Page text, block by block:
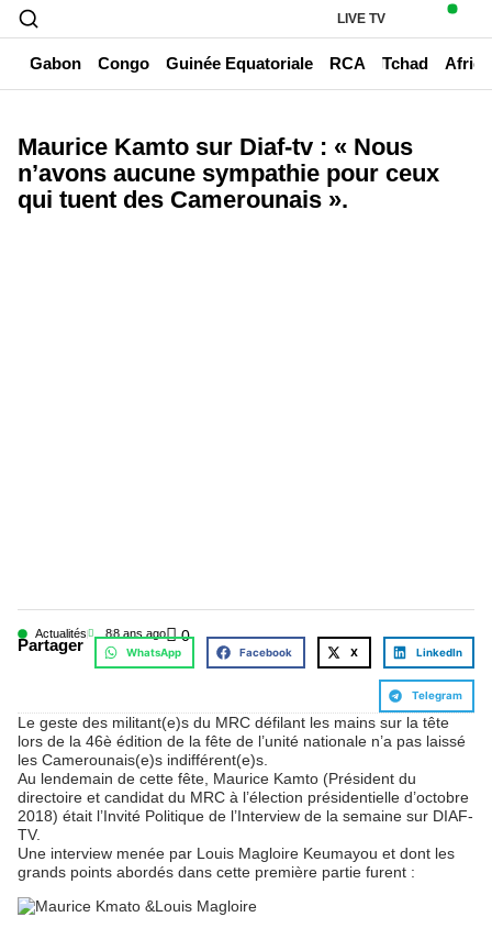
LIVE TV
Gabon Congo Guinée Equatoriale RCA Tchad
Maurice Kamto sur Diaf-tv : « Nous
n’avons aucune sympathie pour ceux
qui tuent des Camerounais ».
Actualités 88 ans ago 0
Partager WhatsApp Facebook X LinkedIn
Telegram
Le geste des militant(e)s du MRC défilant les mains sur la tête
lors de la 46è édition de la fête de l’unité nationale n’a pas laissé
les Camerounais(e)s indifférent(e)s.
Au lendemain de cette fête, Maurice Kamto (Président du
directoire et candidat du MRC à l’élection présidentielle d’octobre
2018) était l’Invité Politique de l’Interview de la semaine sur DIAF-
TV.
Une interview menée par Louis Magloire Keumayou et dont les
grands points abordés dans cette première partie furent :